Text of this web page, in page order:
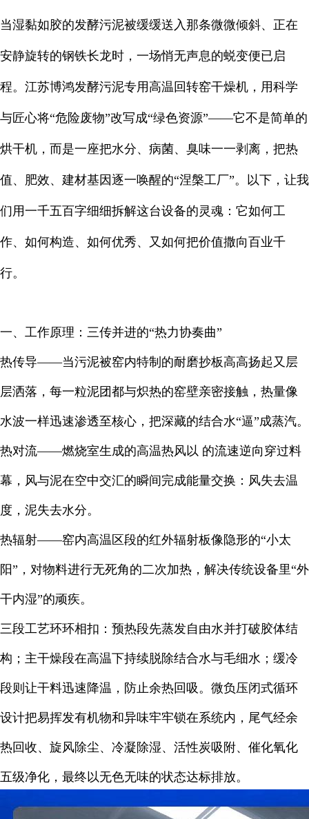
当湿黏如胶的发酵污泥被缓缓送入那条微微倾斜、正在
安静旋转的钢铁长龙时，一场悄无声息的蜕变便已启
程。江苏博鸿发酵污泥专用高温回转窑干燥机，用科学
与匠心将“危险废物”改写成“绿色资源”——它不是简单的
烘干机，而是一座把水分、病菌、臭味一一剥离，把热
值、肥效、建材基因逐一唤醒的“涅槃工厂”。以下，让我
们用一千五百字细细拆解这台设备的灵魂：它如何工
作、如何构造、如何优秀、又如何把价值撒向百业千
行。
一、工作原理：三传并进的“热力协奏曲”
热传导——当污泥被窑内特制的耐磨抄板高高扬起又层
层洒落，每一粒泥团都与炽热的窑壁亲密接触，热量像
水波一样迅速渗透至核心，把深藏的结合水“逼”成蒸汽。
热对流——燃烧室生成的高温热风以 的流速逆向穿过料
幕，风与泥在空中交汇的瞬间完成能量交换：风失去温
度，泥失去水分。
热辐射——窑内高温区段的红外辐射板像隐形的“小太
阳”，对物料进行无死角的二次加热，解决传统设备里“外
干内湿”的顽疾。
三段工艺环环相扣：预热段先蒸发自由水并打破胶体结
构；主干燥段在高温下持续脱除结合水与毛细水；缓冷
段则让干料迅速降温，防止余热回吸。微负压闭式循环
设计把易挥发有机物和异味牢牢锁在系统内，尾气经余
热回收、旋风除尘、冷凝除湿、活性炭吸附、催化氧化
五级净化，最终以无色无味的状态达标排放。